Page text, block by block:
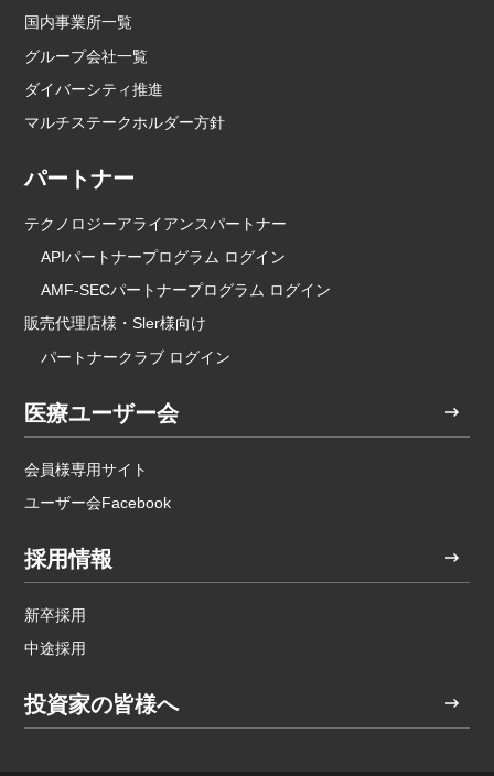
国内事業所一覧
グループ会社一覧
ダイバーシティ推進
マルチステークホルダー方針
パートナー
テクノロジーアライアンスパートナー
APIパートナープログラム ログイン
AMF-SECパートナープログラム ログイン
販売代理店様・Sler様向け
パートナークラブ ログイン
医療ユーザー会
会員様専用サイト
ユーザー会Facebook
採用情報
新卒採用
中途採用
投資家の皆様へ